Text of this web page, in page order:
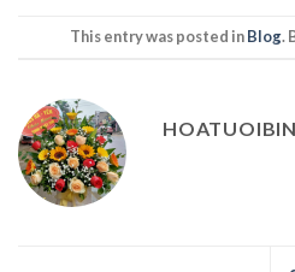
This entry was posted inBlog.